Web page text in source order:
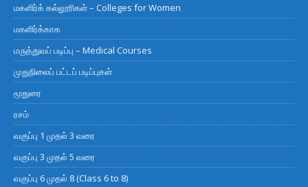
மகளிர்க் கல்லூரிகள் – Colleges for Women
மகளிர்க்காக
மருத்துவப் படிப்பு – Medical Courses
முதுநிலைப் பட்டப் படிப்புகள்
மூதுரை
ரசம்
வகுப்பு 1 முதல் 3 வரை
வகுப்பு 3 முதல் 5 வரை
வகுப்பு 6 முதல் 8 (Class 6 to 8)